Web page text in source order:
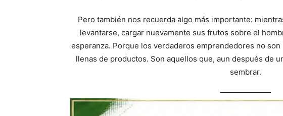
Pero también nos recuerda algo más importante:
levantarse, cargar nuevamente sus frutos sobre el
esperanza. Porque los verdaderos emprendedores no
llenas de productos. Son aquellos que, aun después de
sembrar.